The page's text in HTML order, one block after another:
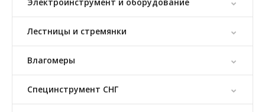
Лестницы и стремянки
Влагомеры
Специнструмент СНГ